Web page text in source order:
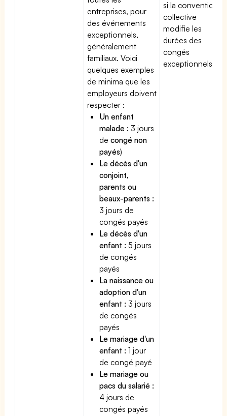
entreprises, pour
des événements
exceptionnels,
généralement
familiaux. Voici
quelques exemples
de minima que les
employeurs doivent
respecter :
Un enfant
malade : 3 jours
decongé non
payés)
Le décès d'un
conjoint,
parents ou
beaux-parents :
3 jours de
congés payés
Le décès d'un
enfant : 5 jours
de congés
payés
La naissance ou
adoption d'un
enfant : 3 jours
de congés
payés
Le mariage d'un
enfant : 1 jour
de congé payé
Le mariage ou
pacs du salarié :
4 jours de
congés payés
si la convention
collective
modifie les
durées des
congés
exceptionnels.